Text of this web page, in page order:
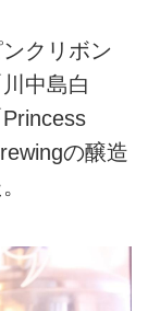
クリボン
中島白
の醸造